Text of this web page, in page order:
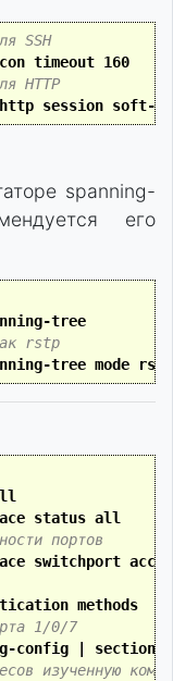
SSH
timeout 160
HTTP
session soft-
spanning-
его
tree
rstp
tree mode rstp
status all
портов
switchport
methods
1/0/7
config | section
изученную